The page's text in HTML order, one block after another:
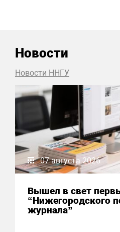
Новости
Новости ННГУ
07 августа 2026
Вышел в свет
“Нижегородского
журнала”